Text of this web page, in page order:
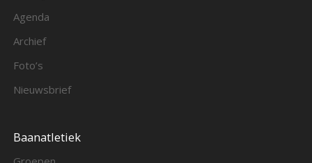
Agenda
Archief
Foto’s
Nieuwsbrief
Baanatletiek